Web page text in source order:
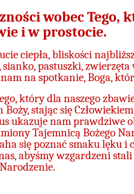
wobec Tego,
i w prostocie.
ciepła, bliskości
pastuszki,
na spotkanie, Boga,
który dla naszego
stając się
ukazuje nam prawdziwe
Tajemnicą Bożego
się poznać smaku
abyśmy wzgardzeni